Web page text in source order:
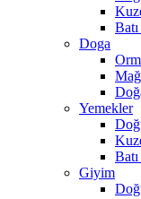
Doga
Yemekler
Giyim